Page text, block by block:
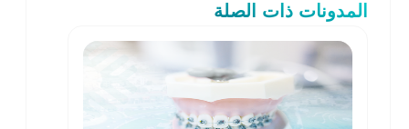
المدونات ذات الصلة